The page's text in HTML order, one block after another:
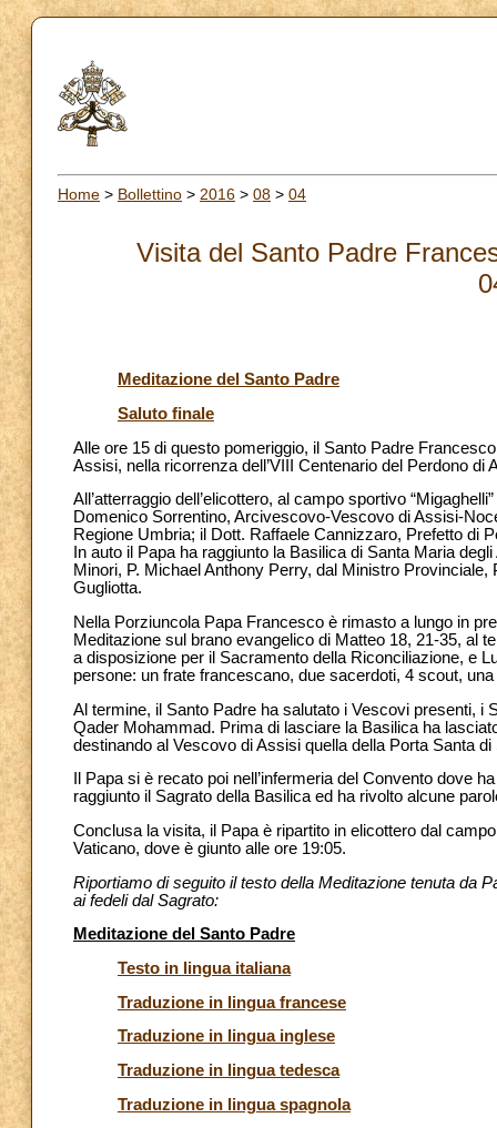
Home > Bollettino > 2016 > 08 > 04
Visita del Santo Padre
Meditazione del Santo Padre
Saluto finale
Alle ore 15 di questo pomeriggio, il Santo Padre
Assisi, nella ricorrenza dell’VIII Centenario del Perdono di
All’atterraggio dell’elicottero, al campo sportivo
Domenico Sorrentino, Arcivescovo-Vescovo di Assisi-
Regione Umbria; il Dott. Raffaele Cannizzaro, Prefetto di
In auto il Papa ha raggiunto la Basilica di Santa Maria
Minori, P. Michael Anthony Perry, dal Ministro
Gugliotta.
Nella Porziuncola Papa Francesco è rimasto a lungo in
Meditazione sul brano evangelico di Matteo 18, 21-35, al
a disposizione per il Sacramento della Riconciliazione, e
persone: un frate francescano, due sacerdoti, 4 scout,
Al termine, il Santo Padre ha salutato i Vescovi presenti, i
Qader Mohammad. Prima di lasciare la Basilica ha
destinando al Vescovo di Assisi quella della Porta Santa di
Il Papa si è recato poi nell’infermeria del Convento dove
raggiunto il Sagrato della Basilica ed ha rivolto alcune
Conclusa la visita, il Papa è ripartito in elicottero dal
Vaticano, dove è giunto alle ore 19:05.
Riportiamo di seguito il testo della Meditazione tenuta da
ai fedeli dal Sagrato:
Meditazione del Santo Padre
Testo in lingua italiana
Traduzione in lingua francese
Traduzione in lingua inglese
Traduzione in lingua tedesca
Traduzione in lingua spagnola